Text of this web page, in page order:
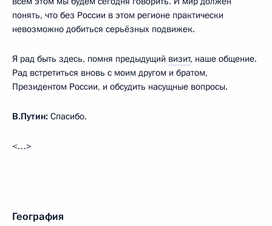
понять, что без России в этом регионе практически
невозможно добиться серьёзных подвижек.
Я рад быть здесь, помня предыдущий визит, наше общение.
Рад встретиться вновь с моим другом и братом,
Президентом России, и обсудить насущные вопросы.
В.Путин: Спасибо.
<…>
География